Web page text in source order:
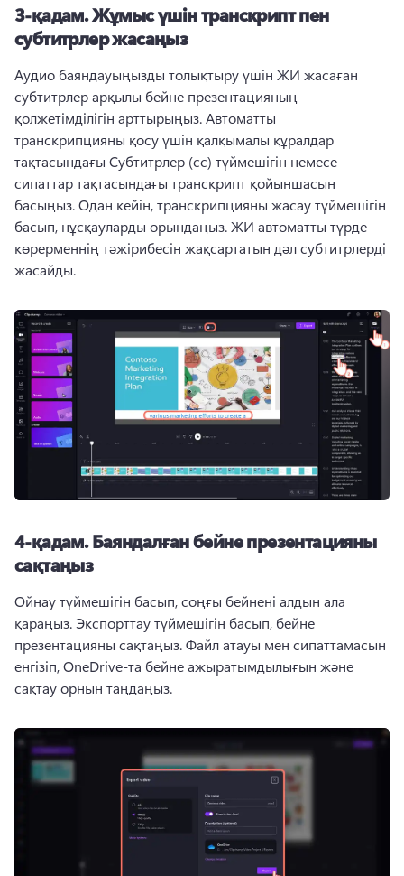
3-қадам.Жұмыс үшін транскрипт пен
субтитрлер жасаңыз
Аудио баяндауыңызды толықтыру үшін ЖИ жасаған
субтитрлер арқылы бейне презентацияның
қолжетімділігін арттырыңыз. Автоматты
транскрипцияны қосу үшін қалқымалы құралдар
тақтасындағы Субтитрлер (cc) түймешігін немесе
сипаттар тақтасындағы транскрипт қойыншасын
басыңыз. Одан кейін, транскрипцияны жасау түймешігін
басып, нұсқауларды орындаңыз. ЖИ автоматты түрде
көрерменнің тәжірибесін жақсартатын дәл субтитрлерді
жасайды.
4-қадам.Баяндалған бейне презентацияны
сақтаңыз
Ойнау түймешігін басып, соңғы бейнені алдын ала
қараңыз. Экспорттау түймешігін басып, бейне
презентацияны сақтаңыз. Файл атауы мен сипаттамасын
енгізіп, OneDrive-та бейне ажыратымдылығын және
сақтау орнын таңдаңыз.